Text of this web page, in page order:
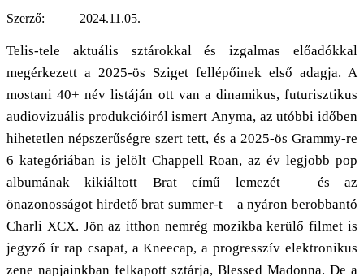
Szerző: 2024.11.05.
Telis-tele aktuális sztárokkal és izgalmas előadókkal
megérkezett a 2025-ös Sziget fellépőinek első adagja. A
mostani 40+ név listáján ott van a dinamikus, futurisztikus
audiovizuális produkcióiról ismert Anyma, az utóbbi időben
hihetetlen népszerűségre szert tett, és a 2025-ös Grammy-re
6 kategóriában is jelölt Chappell Roan, az év legjobb pop
albumának kikiáltott Brat című lemezét – és az
önazonosságot hirdető brat summer-t – a nyáron berobbantó
Charli XCX. Jön az itthon nemrég mozikba kerülő filmet is
jegyző ír rap csapat, a Kneecap, a progresszív elektronikus
zene napjainkban felkapott sztárja, Blessed Madonna. De a